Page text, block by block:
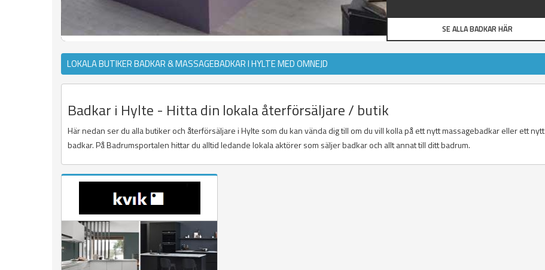
SE ALLA BADKAR HÄR
LOKALA BUTIKER BADKAR & MASSAGEBADKAR I HYLTE MED OMNEJD
Badkar i Hylte - Hitta din lokala återförsäljare / butik
Här nedan ser du alla butiker och återförsäljare i Hylte som du kan vända dig till om du vill kolla på ett nytt massagebadkar eller ett nytt
badkar. På Badrumsportalen hittar du alltid ledande lokala aktörer som säljer badkar och allt annat till ditt badrum.